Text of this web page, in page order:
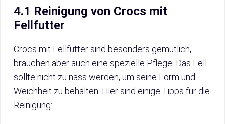
4.1 Reinigung von Crocs mit
Fellfutter
Crocs mit Fellfutter sind besonders gemütlich,
brauchen aber auch eine spezielle Pflege. Das Fell
sollte nicht zu nass werden, um seine Form und
Weichheit zu behalten. Hier sind einige Tipps für die
Reinigung: